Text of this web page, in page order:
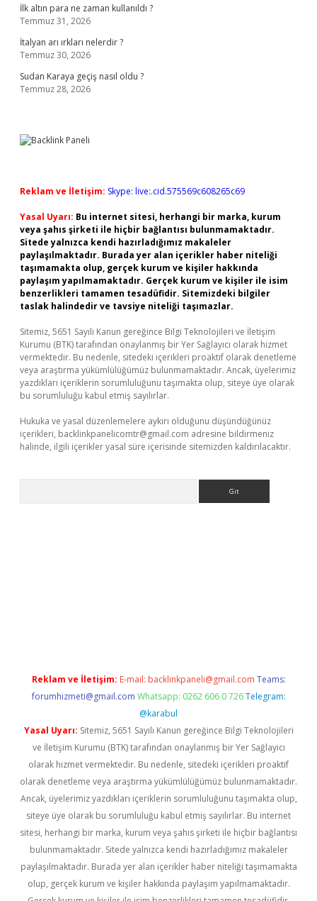
İlk altın para ne zaman kullanıldı ?
Temmuz 31, 2026
İtalyan arı ırkları nelerdir ?
Temmuz 30, 2026
Sudan Karaya geçiş nasıl oldu ?
Temmuz 28, 2026
Reklam ve İletişim: Skype: live:.cid.575569c608265c69
Yasal Uyarı: Bu internet sitesi, herhangi bir marka, kurum
veya şahıs şirketi ile hiçbir bağlantısı bulunmamaktadır.
Sitede yalnızca kendi hazırladığımız makaleler
paylaşılmaktadır. Burada yer alan içerikler haber niteliği
taşımamakta olup, gerçek kurum ve kişiler hakkında
paylaşım yapılmamaktadır. Gerçek kurum ve kişiler ile isim
benzerlikleri tamamen tesadüfidir. Sitemizdeki bilgiler
taslak halindedir ve tavsiye niteliği taşımazlar.
Sitemiz, 5651 Sayılı Kanun gereğince Bilgi Teknolojileri ve İletişim
Kurumu (BTK) tarafından onaylanmış bir Yer Sağlayıcı olarak hizmet
vermektedir. Bu nedenle, sitedeki içerikleri proaktif olarak denetleme
veya araştırma yükümlülüğümüz bulunmamaktadır. Ancak, üyelerimiz
yazdıkları içeriklerin sorumluluğunu taşımakta olup, siteye üye olarak
bu sorumluluğu kabul etmiş sayılırlar.
Hukuka ve yasal düzenlemelere aykırı olduğunu düşündüğünüz
içerikleri, backlinkpanelicomtr@gmail.com adresine bildirmeniz
halinde, ilgili içerikler yasal süre içerisinde sitemizden kaldırılacaktır.
Reklam ve İletişim: E-mail: backlinkpaneli@gmail.com Teams:
forumhizmeti@gmail.com Whatsapp: 0262 606 0 726 Telegram:
@karabul
Yasal Uyarı: Sitemiz, 5651 Sayılı Kanun gereğince Bilgi Teknolojileri
ve İletişim Kurumu (BTK) tarafından onaylanmış bir Yer Sağlayıcı
olarak hizmet vermektedir. Bu nedenle, sitedeki içerikleri proaktif
olarak denetleme veya araştırma yükümlülüğümüz bulunmamaktadır.
Ancak, üyelerimiz yazdıkları içeriklerin sorumluluğunu taşımakta olup,
siteye üye olarak bu sorumluluğu kabul etmiş sayılırlar. Bu internet
sitesi, herhangi bir marka, kurum veya şahıs şirketi ile hiçbir bağlantısı
bulunmamaktadır. Sitede yalnızca kendi hazırladığımız makaleler
paylaşılmaktadır. Burada yer alan içerikler haber niteliği taşımamakta
olup, gerçek kurum ve kişiler hakkında paylaşım yapılmamaktadır.